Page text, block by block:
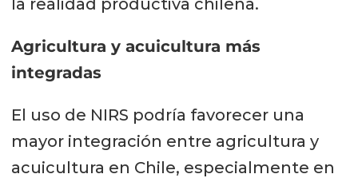
Agricultura y acuicultura más
integradas
El uso de NIRS podría favorecer una
mayor integración entre agricultura y
acuicultura en Chile, especialmente en